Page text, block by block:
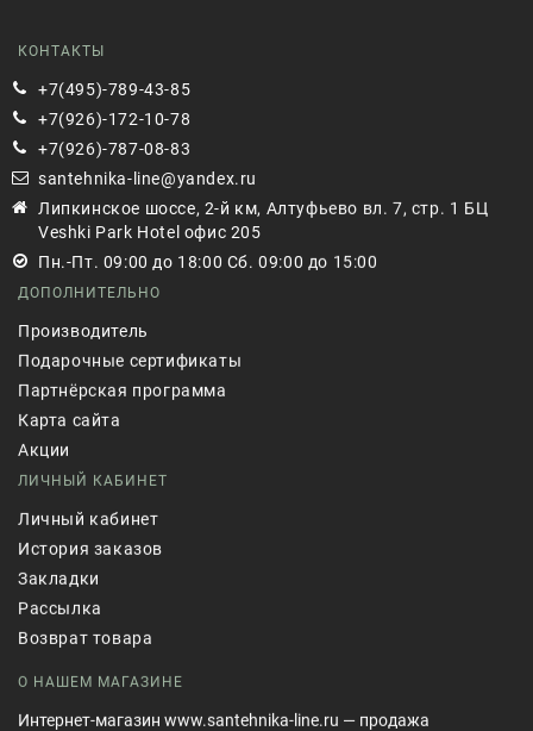
КОНТАКТЫ
+7(495)-789-43-85
+7(926)-172-10-78
+7(926)-787-08-83
santehnika-line@yandex.ru
Липкинское шоссе, 2-й км, Алтуфьево вл. 7, стр. 1 БЦ
Veshki Park Hotel офис 205
Пн.-Пт. 09:00 до 18:00 Сб. 09:00 до 15:00
ДОПОЛНИТЕЛЬНО
Производитель
Подарочные сертификаты
Партнёрская программа
Карта сайта
Акции
ЛИЧНЫЙ КАБИНЕТ
Личный кабинет
История заказов
Закладки
Рассылка
Возврат товара
О НАШЕМ МАГАЗИНЕ
Интернет-магазин www.santehnika-line.ru — продажа